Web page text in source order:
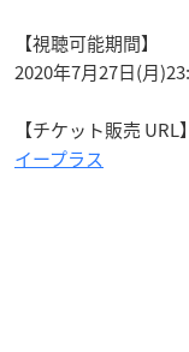
【視聴可能期間】
2020年7月27日(月
【チケット販売 URL】
イープラス